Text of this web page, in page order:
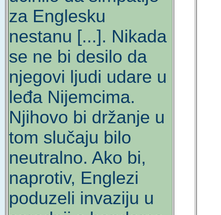
za Englesku
nestanu [...]. Nikada
se ne bi desilo da
njegovi ljudi udare u
leđa Nijemcima.
Njihovo bi držanje u
tom slučaju bilo
neutralno. Ako bi,
naprotiv, Englezi
poduzeli invaziju u